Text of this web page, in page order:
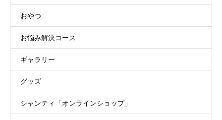
おやつ
お悩み解決コース
ギャラリー
グッズ
シャンティ「オンラインショップ」